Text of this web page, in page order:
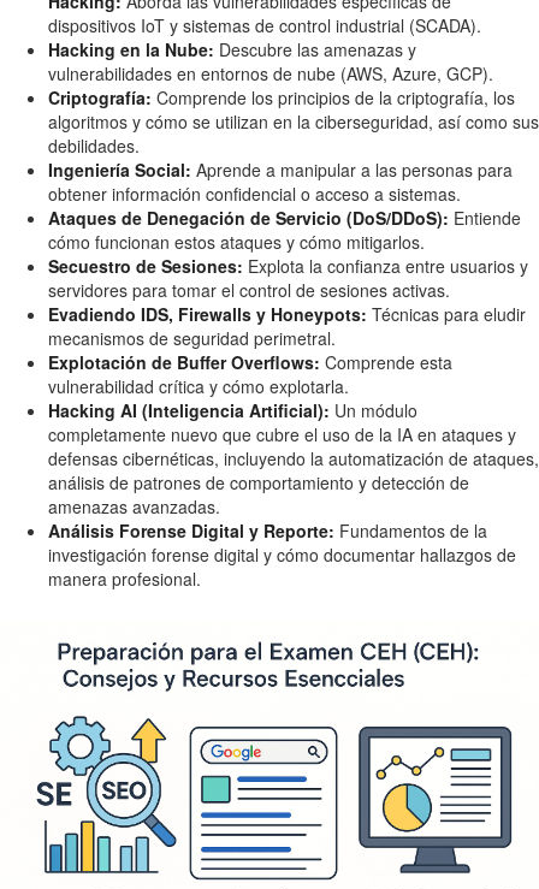
dispositivos IoT y sistemas de control industrial (SCADA).
Hacking en la Nube: Descubre las amenazas y
vulnerabilidades en entornos de nube (AWS, Azure, GCP).
Criptografía: Comprende los principios de la criptografía, los
algoritmos y cómo se utilizan en la ciberseguridad, así como sus
debilidades.
Ingeniería Social: Aprende a manipular a las personas para
obtener información confidencial o acceso a sistemas.
Ataques de Denegación de Servicio (DoS/DDoS): Entiende
cómo funcionan estos ataques y cómo mitigarlos.
Secuestro de Sesiones: Explota la confianza entre usuarios y
servidores para tomar el control de sesiones activas.
Evadiendo IDS, Firewalls y Honeypots: Técnicas para eludir
mecanismos de seguridad perimetral.
Explotación de Buffer Overflows: Comprende esta
vulnerabilidad crítica y cómo explotarla.
Hacking AI (Inteligencia Artificial): Un módulo
completamente nuevo que cubre el uso de la IA en ataques y
defensas cibernéticas, incluyendo la automatización de ataques,
análisis de patrones de comportamiento y detección de
amenazas avanzadas.
Análisis Forense Digital y Reporte: Fundamentos de la
investigación forense digital y cómo documentar hallazgos de
manera profesional.